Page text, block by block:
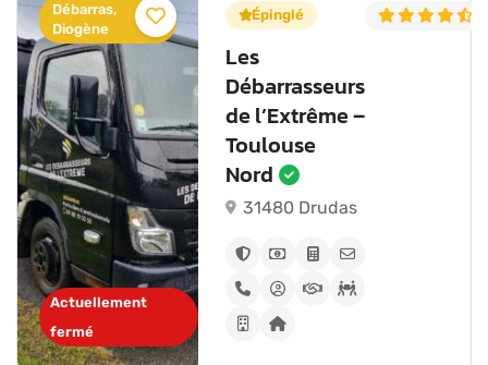
5.0 (6)
Actuellement
fermé
Débarras,
Diogène
Épinglé
Les
Débarrasseurs
de l’Extrême –
Toulouse
Nord
31480 Drudas